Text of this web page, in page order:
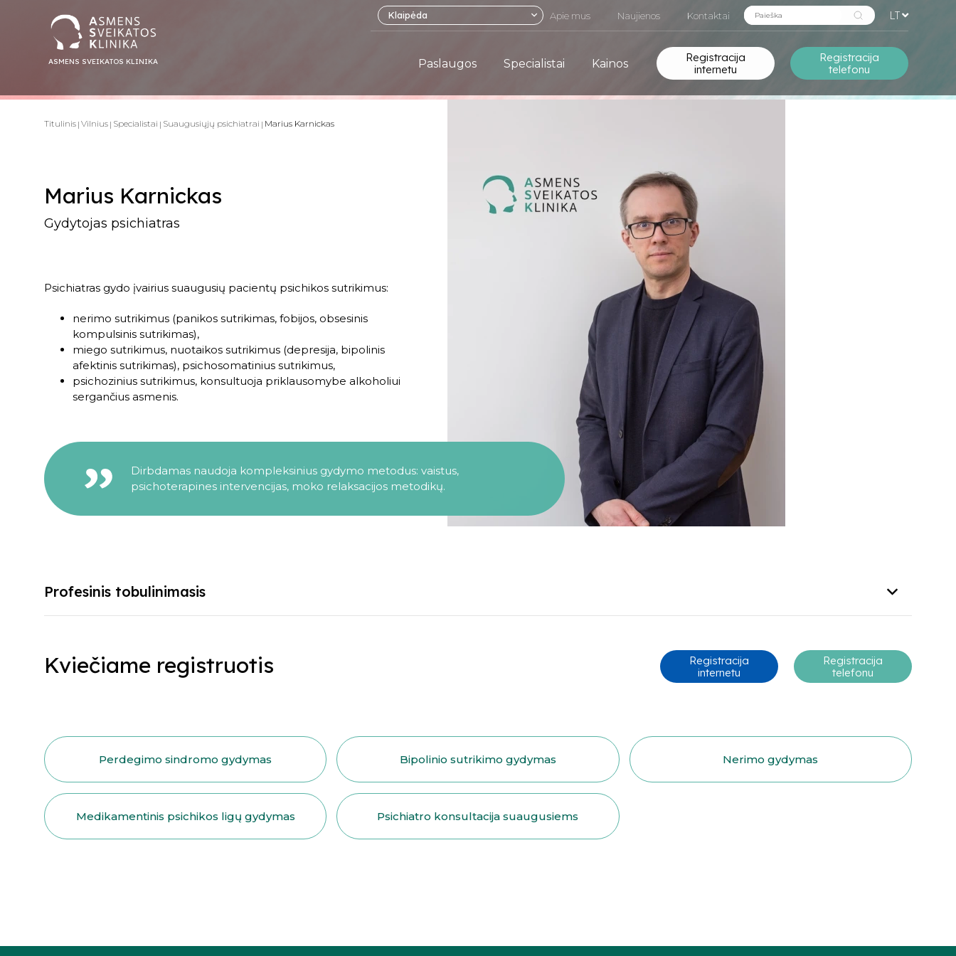
ASMENS SVEIKATOS KLINIKA
Klaipėda Apie mus Naujienos Kontaktai LT
Paslaugos Specialistai Kainos
Registracija
internetu
Registracija
telefonu
Titulinis Vilnius Specialistai Suaugusiųjų psichiatrai Marius Karnickas
Marius Karnickas
Gydytojas psichiatras
Psichiatras gydo įvairius suaugusių pacientų psichikos sutrikimus:
nerimo sutrikimus (panikos sutrikimas, fobijos, obsesinis
kompulsinis sutrikimas),
miego sutrikimus, nuotaikos sutrikimus (depresija, bipolinis
afektinis sutrikimas), psichosomatinius sutrikimus,
psichozinius sutrikimus, konsultuoja priklausomybe alkoholiui
sergančius asmenis.
Dirbdamas naudoja kompleksinius gydymo metodus: vaistus,
psichoterapines intervencijas, moko relaksacijos metodikų.
Profesinis tobulinimasis
Kviečiame registruotis
Registracija
internetu
Registracija
telefonu
Perdegimo sindromo gydymas Bipolinio sutrikimo gydymas Nerimo gydymas
Medikamentinis psichikos ligų gydymas Psichiatro konsultacija suaugusiems